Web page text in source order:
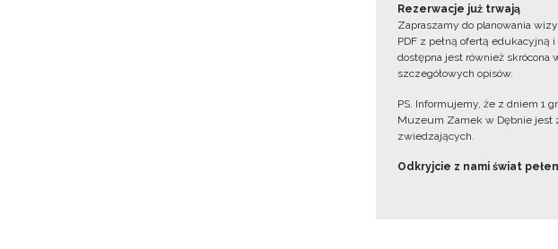
Rezerwacje już trwają
Zapraszamy do planowania
PDF z pełną ofertą edukacyjną
dostępna jest również skrócona
szczegółowych opisów.
PS. Informujemy, że z dniem 1
Muzeum Zamek w Dębnie jest
zwiedzających.
Odkryjcie z nami świat